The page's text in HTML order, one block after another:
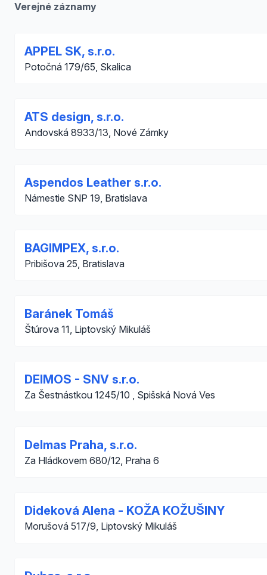
Verejné záznamy
APPEL SK, s.r.o.
Potočná 179/65, Skalica
ATS design, s.r.o.
Andovská 8933/13, Nové Zámky
Aspendos Leather s.r.o.
Námestie SNP 19, Bratislava
BAGIMPEX, s.r.o.
Pribišova 25, Bratislava
Baránek Tomáš
Štúrova 11, Liptovský Mikuláš
DEIMOS - SNV s.r.o.
Za Šestnástkou 1245/10 , Spišská Nová Ves
Delmas Praha, s.r.o.
Za Hládkovem 680/12, Praha 6
Dideková Alena - KOŽA KOŽUŠINY
Morušová 517/9, Liptovský Mikuláš